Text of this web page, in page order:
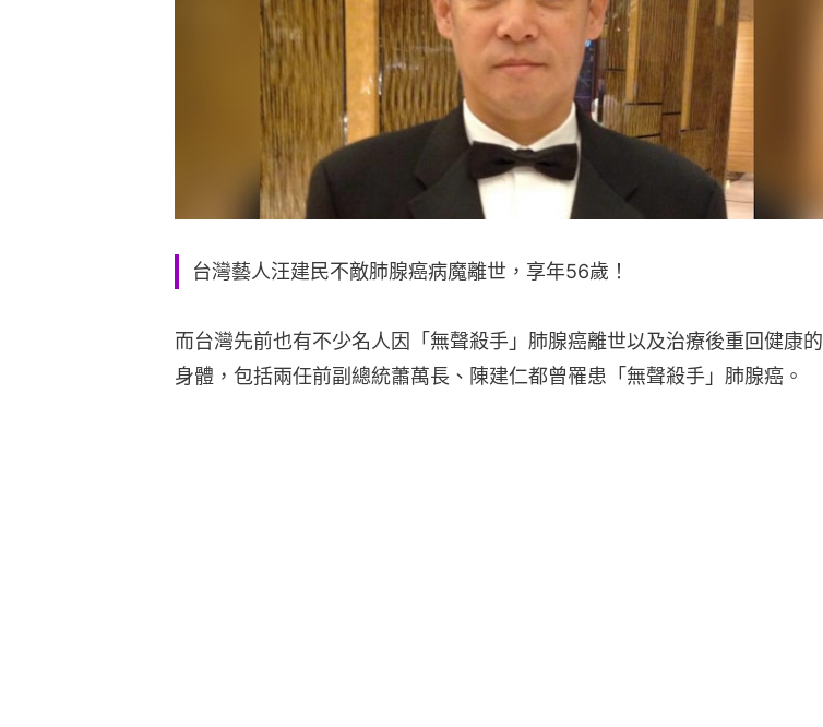
台灣藝人汪建民不敵肺腺癌病魔離世，享年56歲！
而台灣先前也有不少名人因「無聲殺手」肺腺癌離世以及治療後重回健康的
身體，包括兩任前副總統蕭萬長、陳建仁都曾罹患「無聲殺手」肺腺癌。